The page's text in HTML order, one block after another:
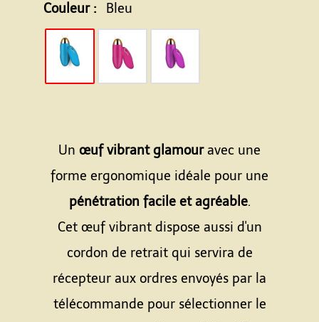
Couleur : Bleu
Un œuf vibrant glamouravec une
forme ergonomique idéale pour une
pénétration facile et agréable.
Cet œuf vibrant dispose aussi d'un
cordon de retrait qui servira de
récepteur aux ordres envoyés par la
télécommande pour sélectionner le